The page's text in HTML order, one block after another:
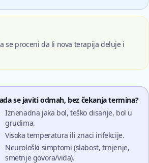
se proceni da li nova terapija deluje i
se javiti odmah, bez čekanja termina?
Iznenadna jaka bol, teško disanje, bol u
grudima.
Visoka temperatura ili znaci infekcije.
Neurološki simptomi (slabost, trnjenje,
smetnje govora/vida).